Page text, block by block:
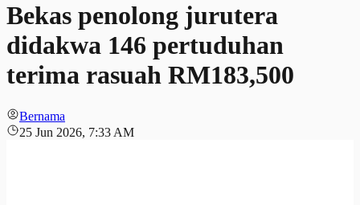
Bekas penolong jurutera
didakwa 146 pertuduhan
terima rasuah RM183,500
Bernama
25 Jun 2026, 7:33 AM